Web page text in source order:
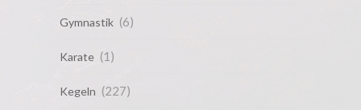
Gymnastik (6)
Karate (1)
Kegeln (227)